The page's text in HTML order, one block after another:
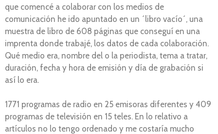
que comencé a colaborar con los medios de
comunicación he ido apuntado en un ´libro vacío´, una
muestra de libro de 608 páginas que conseguí en una
imprenta donde trabajé, los datos de cada colaboración.
Qué medio era, nombre del o la periodista, tema a tratar,
duración, fecha y hora de emisión y día de grabación si
así lo era.
1771 programas de radio en 25 emisoras diferentes y 409
programas de televisión en 15 teles. En lo relativo a
artículos no lo tengo ordenado y me costaría mucho